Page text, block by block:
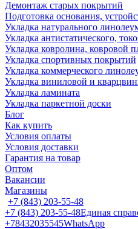
Демонтаж старых покрытий
Подготовка основания,
Укладка натурального
Укладка антистатического,
Укладка ковролина, ковровой
Укладка спортивных покрытий
Укладка коммерческого
Укладка виниловой и
Укладка ламината
Укладка паркетной доски
Блог
Как купить
Условия оплаты
Условия доставки
Гарантия на товар
Оптом
Вакансии
Магазины
+7 (843) 203-55-48
+7 (843) 203-55-48Единая
+78432035545WhatsApp